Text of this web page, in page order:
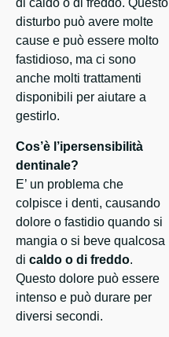
disturbo può avere molte
cause e può essere molto
fastidioso, ma ci sono
anche molti trattamenti
disponibili per aiutare a
gestirlo.
Cos’è l’ipersensibilità
dentinale?
E’ un problema che
colpisce i denti, causando
dolore o fastidio quando si
mangia o si beve qualcosa
di caldo o di freddo.
Questo dolore può essere
intenso e può durare per
diversi secondi.